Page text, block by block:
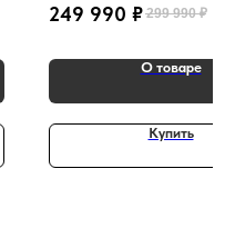
Zoom, Teams, учёба,
249 990 ₽ 299 990 ₽
О товаре
Купить